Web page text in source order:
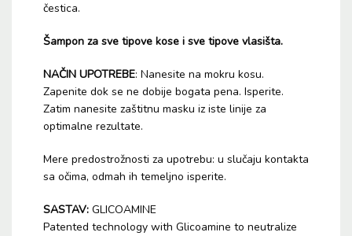
čestica.
Šampon za sve tipove kose i sve tipove vlasišta.
NAČIN UPOTREBE: Nanesite na mokru kosu.
Zapenite dok se ne dobije bogata pena. Isperite.
Zatim nanesite zaštitnu masku iz iste linije za
optimalne rezultate.
Mere predostrožnosti za upotrebu: u slučaju kontakta
sa očima, odmah ih temeljno isperite.
SASTAV: GLICOAMINE
Patented technology with Glicoamine to neutralize